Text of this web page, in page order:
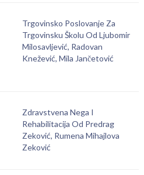
Trgovinsko Poslovanje Za
Trgovinsku Školu Od Ljubomir
Milosavljević, Radovan
Knežević, Mila Jančetović
Zdravstvena Nega I
Rehabilitacija Od Predrag
Zeković, Rumena Mihajlova
Zeković